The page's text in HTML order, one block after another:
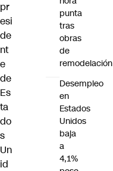
pr
esi
de
nt
e
de
Es
ta
do
s
Un
id
punta
tras
obras
de
remodelación
Desempleo
en
Estados
Unidos
baja
a
4,1%